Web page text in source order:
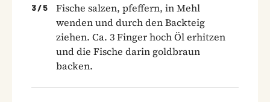
3 / 5
Fische salzen, pfeffern, in Mehl
wenden und durch den Backteig
ziehen. Ca. 3 Finger hoch Öl erhitzen
und die Fische darin goldbraun
backen.